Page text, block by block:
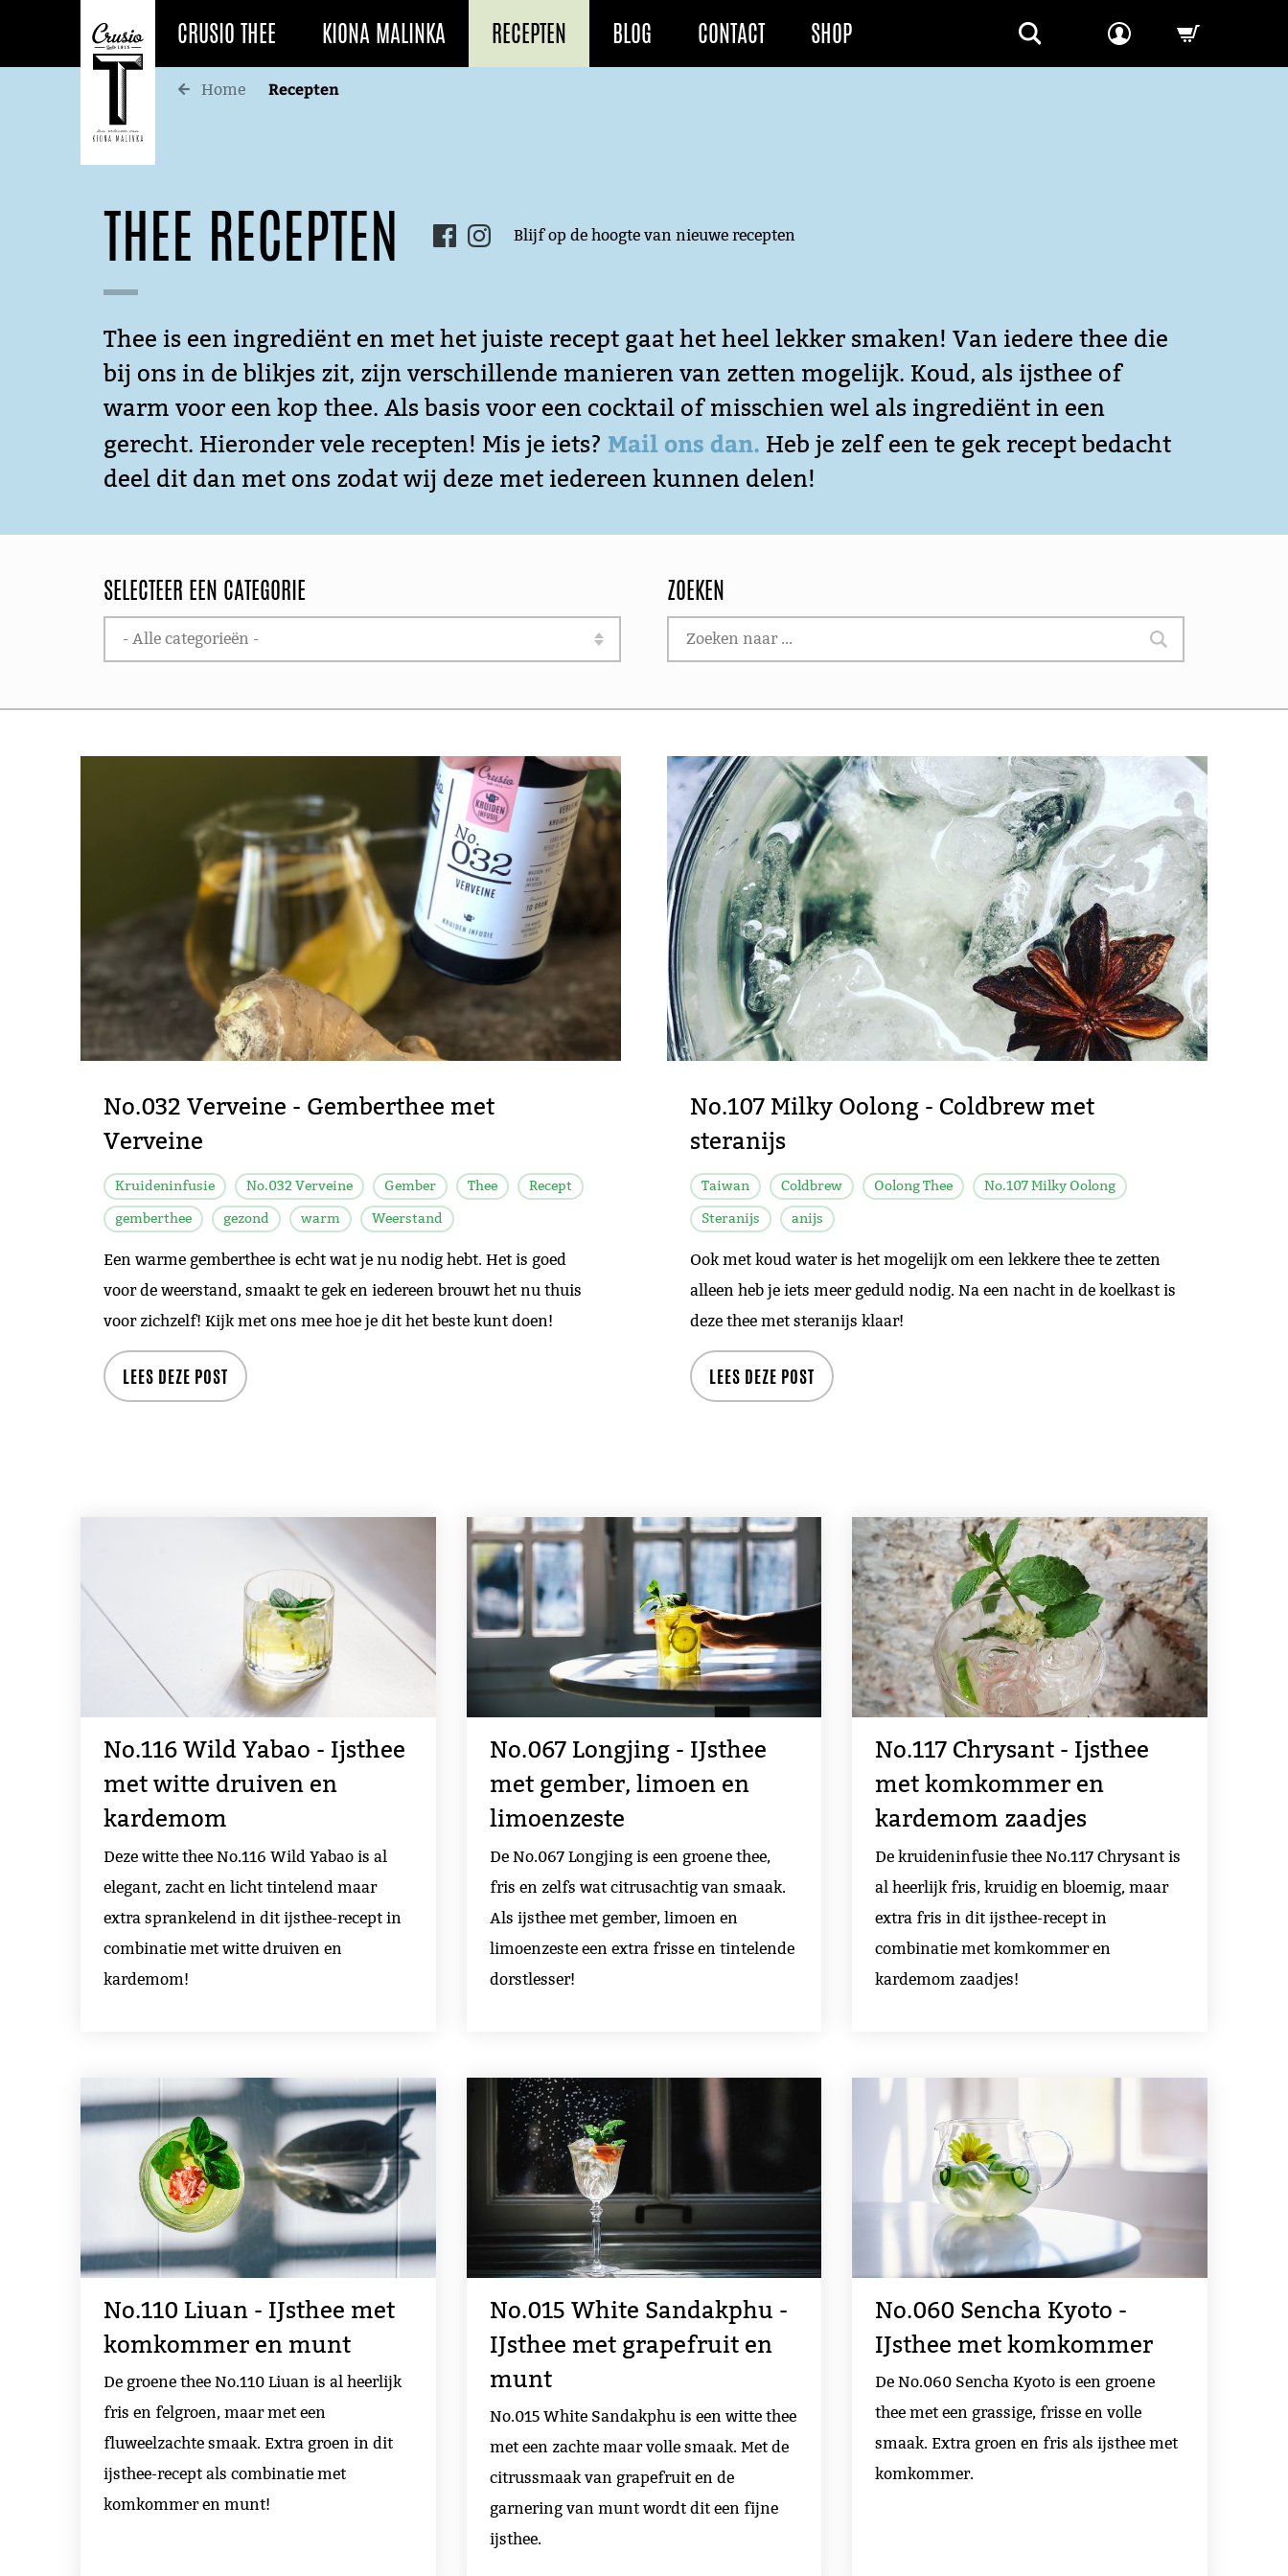
CRUSIO THEE KIONA MALINKA RECEPTEN BLOG CONTACT SHOP
Home Recepten
THEE RECEPTEN Blijf op de hoogte van nieuwe recepten
Thee is een ingrediënt en met het juiste recept gaat het heel lekker smaken! Van iedere thee die
bij ons in de blikjes zit, zijn verschillende manieren van zetten mogelijk. Koud, als ijsthee of
warm voor een kop thee. Als basis voor een cocktail of misschien wel als ingrediënt in een
gerecht. Hieronder vele recepten! Mis je iets? Mail ons dan. Heb je zelf een te gek recept bedacht
deel dit dan met ons zodat wij deze met iedereen kunnen delen!
SELECTEER EEN CATEGORIE ZOEKEN
No.032 Verveine - Gemberthee met
Verveine
Kruideninfusie No.032 Verveine Gember Thee
Recept
gemberthee
gezond warm Weerstand
Een warme gemberthee is echt wat je nu nodig hebt. Het is goed
voor de weerstand, smaakt te gek en iedereen brouwt het nu thuis
voor zichzelf! Kijk met ons mee hoe je dit het beste kunt doen!
LEES DEZE POST
No.107 Milky Oolong - Coldbrew met
steranijs
Taiwan Coldbrew Oolong Thee
No.107 Milky Oolong
Steranijs
anijs
Ook met koud water is het mogelijk om een lekkere thee te zetten
alleen heb je iets meer geduld nodig. Na een nacht in de koelkast is
deze thee met steranijs klaar!
LEES DEZE POST
No.116 Wild Yabao - Ijsthee
met witte druiven en
kardemom
Deze witte thee No.116 Wild Yabao is al
elegant, zacht en licht tintelend maar
extra sprankelend in dit ijsthee-recept in
combinatie met witte druiven en
kardemom!
No.067 Longjing - IJsthee
met gember, limoen en
limoenzeste
De No.067 Longjing is een groene thee,
fris en zelfs wat citrusachtig van smaak.
Als ijsthee met gember, limoen en
limoenzeste een extra frisse en tintelende
dorstlesser!
No.117 Chrysant - Ijsthee
met komkommer en
kardemom zaadjes
De kruideninfusie thee No.117 Chrysant is
al heerlijk fris, kruidig en bloemig, maar
extra fris in dit ijsthee-recept in
combinatie met komkommer en
kardemom zaadjes!
No.110 Liuan - IJsthee met
komkommer en munt
De groene thee No.110 Liuan is al heerlijk
fris en felgroen, maar met een
fluweelzachte smaak. Extra groen in dit
ijsthee-recept als combinatie met
komkommer en munt!
No.015 White Sandakphu -
IJsthee met grapefruit en
munt
No.015 White Sandakphu is een witte thee
met een zachte maar volle smaak. Met de
citrussmaak van grapefruit en de
garnering van munt wordt dit een fijne
ijsthee.
No.060 Sencha Kyoto -
IJsthee met komkommer
De No.060 Sencha Kyoto is een groene
thee met een grassige, frisse en volle
smaak. Extra groen en fris als ijsthee met
komkommer.